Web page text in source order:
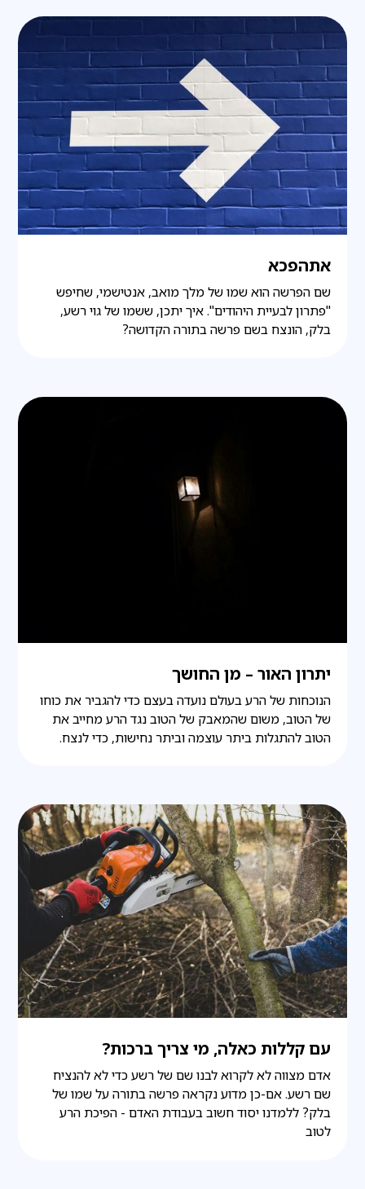
אתהפכא
שם הפרשה הוא שמו של מלך מואב, אנטישמי, שחיפש
"פתרון לבעיית היהודים". איך יתכן, ששמו של גוי רשע,
בלק, הונצח בשם פרשה בתורה הקדושה?
יתרון האור – מן החושך
הנוכחות של הרע בעולם נועדה בעצם כדי להגביר את כוחו
של הטוב, משום שהמאבק של הטוב נגד הרע מחייב את
הטוב להתגלות ביתר עוצמה וביתר נחישות, כדי לנצח.
עם קללות כאלה, מי צריך ברכות?
אדם מצווה לא לקרוא לבנו שם של רשע כדי לא להנציח
שם רשע. אם-כן מדוע נקראה פרשה בתורה על שמו של
בלק? ללמדנו יסוד חשוב בעבודת האדם - הפיכת הרע
לטוב